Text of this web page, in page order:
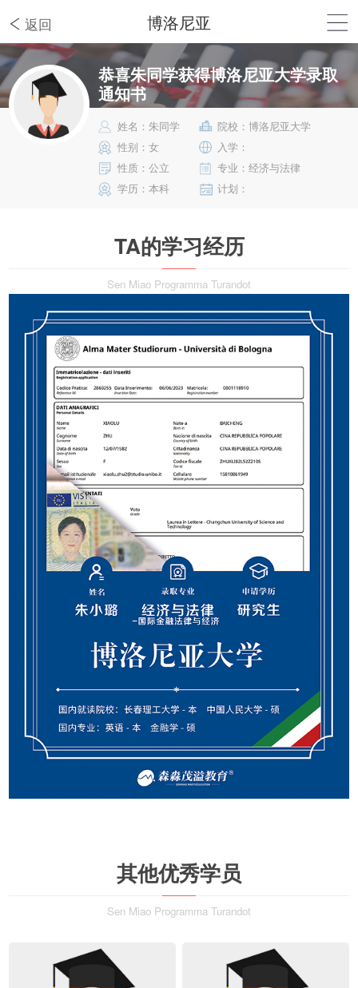
返回 博洛尼亚
恭喜朱同学获得博洛尼亚大学录取
通知书
姓名：朱同学
院校：博洛尼亚大学
性别：女
入学：
性质：公立
专业：经济与法律
学历：本科
计划：
TA的学习经历
Sen Miao Programma Turandot
其他优秀学员
Sen Miao Programma Turandot